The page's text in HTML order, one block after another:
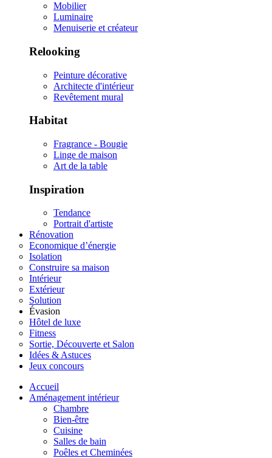
Mobilier
Luminaire
Menuiserie et créateur
Relooking
Peinture décorative
Architecte d'intérieur
Revêtement mural
Habitat
Fragrance - Bougie
Linge de maison
Art de la table
Inspiration
Tendance
Portrait d'artiste
Rénovation
Economique d’énergie
Isolation
Construire sa maison
Intérieur
Extérieur
Solution
Évasion
Hôtel de luxe
Fitness
Sortie, Découverte et Salon
Idées & Astuces
Jeux concours
Accueil
Aménagement intérieur
Chambre
Bien-être
Cuisine
Salles de bain
Poêles et Cheminées